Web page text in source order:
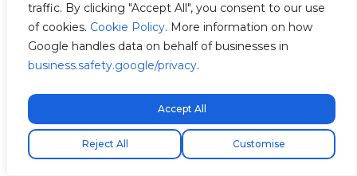
traffic. By clicking "Accept All", you consent to our use
of cookies. Cookie Policy. More information on how
Google handles data on behalf of businesses in
business.safety.google/privacy.
Customise
Reject All
Accept All
IMPROVED
- CB N: Mejoras de logs para no mostrar
los get_has_internet_connection y
reducir el número de mensajes i2c en
caso de fallo.
IMPROVED
- CB N: Cambios para reducir llamadas
de has_internet_connection para usar
menos datos.
ADDED
- CB N: Chargebox Cache ahora guarda
Free express shipping!